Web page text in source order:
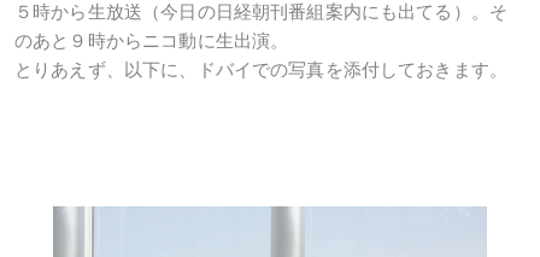
５時から生放送（今日の日経朝刊番組案内にも出てる）。そ
のあと９時からニコ動に生出演。
とりあえず、以下に、ドバイでの写真を添付しておきます。